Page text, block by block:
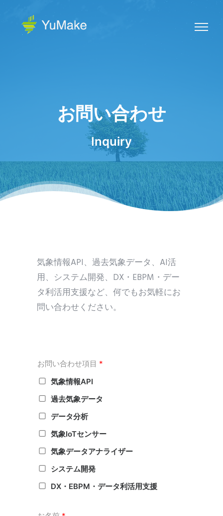
お問い合わせ
Inquiry
気象情報API、過去気象データ、AI活
用、システム開発、DX・EBPM・デー
タ利活用支援など、何でもお気軽にお
問い合わせください。
お問い合わせ項目 *
気象情報API
過去気象データ
データ分析
気象IoTセンサー
気象データアナライザー
システム開発
DX・EBPM・データ利活用支援